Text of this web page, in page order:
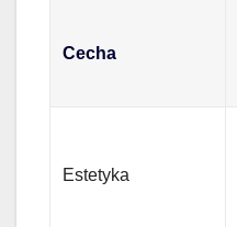
Cecha
Estetyka